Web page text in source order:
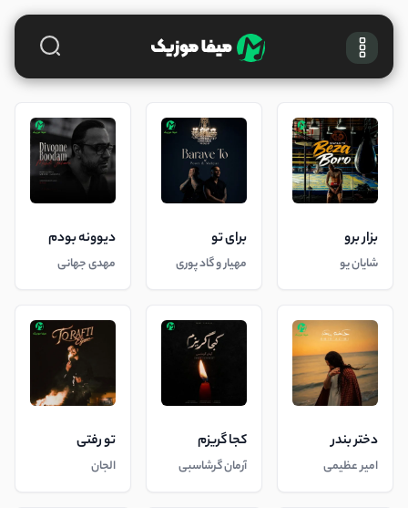
بزار برو
شایان یو
برای تو
مهیار و گاد پوری
دیوونه بودم
مهدی جهانی
دختر بندر
امیر عظیمی
کجا گریزم
آرمان گرشاسبی
تو رفتی
الجان